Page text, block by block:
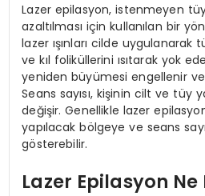
Lazer epilasyon, istenmeyen
azaltılması için kullanılan bir
lazer ışınları cilde
ve kıl foliküllerini ısıtarak yok
yeniden büyümesi engellenir
Seans sayısı, kişinin cilt ve tüy
değişir. Genellikle lazer
yapılacak bölgeye ve seans
gösterebilir.
Lazer Epilasyon